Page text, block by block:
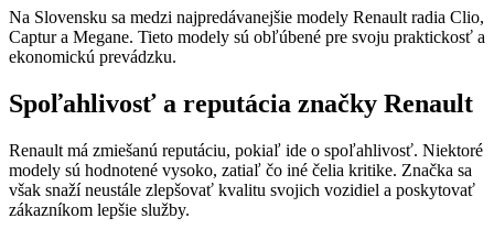
Na Slovensku sa medzi najpredávanejšie modely Renault radia Clio,
Captur a Megane. Tieto modely sú obľúbené pre svoju praktickosť a
ekonomickú prevádzku.
Spoľahlivosť a reputácia značky Renault
Renault má zmiešanú reputáciu, pokiaľ ide o spoľahlivosť. Niektoré
modely sú hodnotené vysoko, zatiaľ čo iné čelia kritike. Značka sa
však snaží neustále zlepšovať kvalitu svojich vozidiel a poskytovať
zákazníkom lepšie služby.